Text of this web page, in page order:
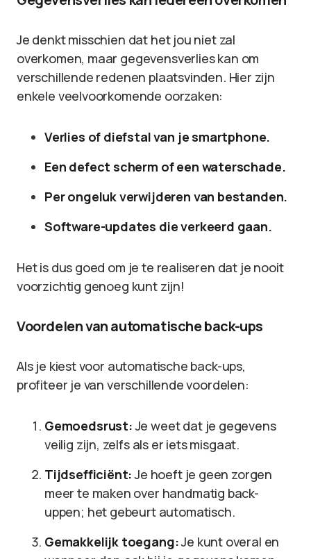
Je denkt misschien dat het jou niet zal
overkomen, maar gegevensverlies kan om
verschillende redenen plaatsvinden. Hier zijn
enkele veelvoorkomende oorzaken:
Verlies of diefstal van je smartphone.
Een defect scherm of een waterschade.
Per ongeluk verwijderen van bestanden.
Software-updates die verkeerd gaan.
Het is dus goed om je te realiseren dat je nooit
voorzichtig genoeg kunt zijn!
Voordelen van automatische back-ups
Als je kiest voor automatische back-ups,
profiteer je van verschillende voordelen:
Gemoedsrust:Je weet dat je gegevens
veilig zijn, zelfs als er iets misgaat.
Tijdsefficiënt:Je hoeft je geen zorgen
meer te maken over handmatig back-
uppen; het gebeurt automatisch.
Gemakkelijk toegang:Je kunt overal en